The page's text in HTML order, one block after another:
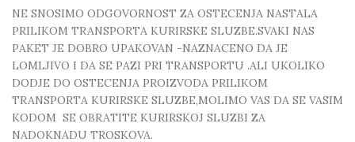
NE SNOSIMO ODGOVORNOST ZA OSTECENJA NASTALA
PRILIKOM TRANSPORTA KURIRSKE SLUZBE.SVAKI NAS
PAKET JE DOBRO UPAKOVAN -NAZNACENO DA JE
LOMLJIVO I DA SE PAZI PRI TRANSPORTU .ALI UKOLIKO
DODJE DO OSTECENJA PROIZVODA PRILIKOM
TRANSPORTA KURIRSKE SLUZBE,MOLIMO VAS DA SE VASIM
KODOM SE OBRATITE KURIRSKOJ SLUZBI ZA
NADOKNADU TROSKOVA.